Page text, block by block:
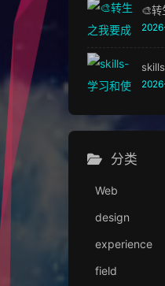
🎨转
分类
Web
design
experience
field